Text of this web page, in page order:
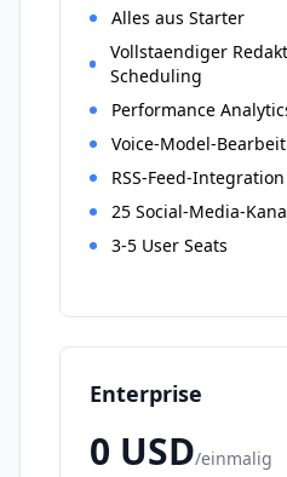
Alles aus Starter
Vollstaendiger
Scheduling
Performance
Voice-Model-
RSS-Feed-Integration
25 Social-Media-
3-5 User Seats
Enterprise
0 USD/einmalig